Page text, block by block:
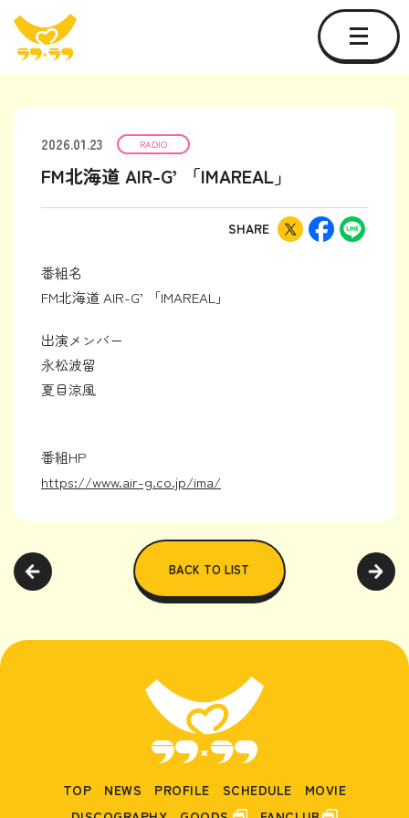
2026.01.23 RADIO
FM北海道 AIR-G’ 「IMAREAL」
SHARE
番組名
FM北海道 AIR-G’ 「IMAREAL」
出演メンバー
永松波留
夏目涼風
番組HP
https://www.air-g.co.jp/ima/
BACK TO LIST
TOP NEWS PROFILE SCHEDULE
MOVIE